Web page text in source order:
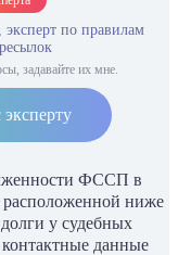
эксперт по правилам
задавайте их мне.
эксперту
ФССП в
расположенной ниже
у судебных
данные